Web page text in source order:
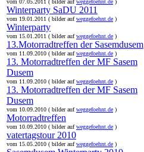
vom 07.05.2011 ( bilder aufweggefoehnt.de )
Winterparty SaDU 2011
vom 19.01.2011 ( bilder aufweggefoehnt.de )
Winterparty
vom 15.01.2011 ( bilder aufweggefoehnt.de )
13.Motorradtreffen der Sasemdusem
vom 11.09.2010 ( bilder aufweggefoehnt.de )
13. Motorradtreffen der MF Sasem
Dusem
vom 11.09.2010 ( bilder aufweggefoehnt.de )
13. Motorradtreffen der MF Sasem
Dusem
vom 10.09.2010 ( bilder aufweggefoehnt.de )
Motorradtreffen
vom 10.09.2010 ( bilder aufweggefoehnt.de )
vatertagstour 2010
vom 15.05.2010 ( bilder aufweggefoehnt.de )